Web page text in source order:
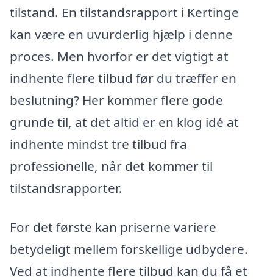
tilstand. En tilstandsrapport i Kertinge
kan være en uvurderlig hjælp i denne
proces. Men hvorfor er det vigtigt at
indhente flere tilbud før du træffer en
beslutning? Her kommer flere gode
grunde til, at det altid er en klog idé at
indhente mindst tre tilbud fra
professionelle, når det kommer til
tilstandsrapporter.
For det første kan priserne variere
betydeligt mellem forskellige udbydere.
Ved at indhente flere tilbud kan du få et